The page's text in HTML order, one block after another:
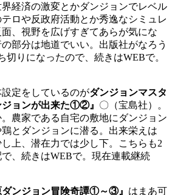
経済の激変とかダンジョンでレベル
ロや反政府活動とか秀逸なシミュレ
、視野を広げすぎてあらが気にな
部分は地道でいい。出版社がなろう
切りになったので、続きはWEBで。
定をしているのがダンジョンマスタ
ジョンが出来た①②』 〇（宝島社）。
農家である自宅の敷地にダンジョン
とダンジョンに潜る。出来栄えは
し上、潜在力では少し下。こちらも2
、続きはWEBで。現在連載継続
ンジョン冒険奇譚①～③』 はまあ可